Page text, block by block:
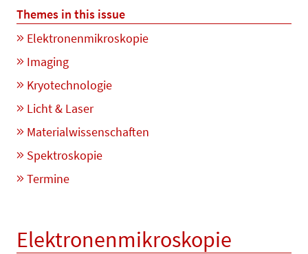
Themes in this issue
Elektronenmikroskopie
Imaging
Kryotechnologie
Licht & Laser
Materialwissenschaften
Spektroskopie
Termine
Elektronenmikroskopie